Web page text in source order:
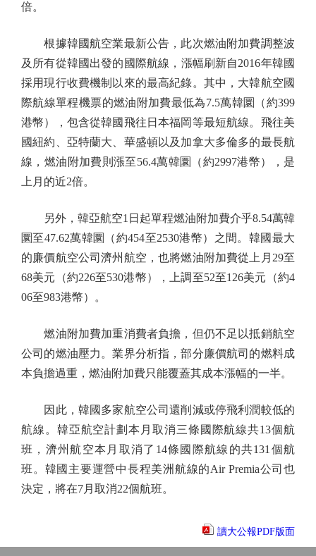
倍。
根據韓國航空業最新公告，此次燃油附加費調整波
及所有從韓國出發的國際航線，漲幅刷新自2016年韓國
採用現行收費機制以來的最高紀錄。其中，大韓航空國
際航線單程機票的燃油附加費最低為7.5萬韓圜（約399
港幣），包含從韓國飛往日本福岡等最短航線。飛往美
國紐約、亞特蘭大、華盛頓以及加拿大多倫多的最長航
線，燃油附加費則漲至56.4萬韓圜（約2997港幣），是
上月的近2倍。
另外，韓亞航空1日起單程燃油附加費介乎8.54萬韓
圜至47.62萬韓圜（約454至2530港幣）之間。韓國最大
的廉價航空公司濟州航空，也將燃油附加費從上月29至
68美元（約226至530港幣），上調至52至126美元（約4
06至983港幣）。
燃油附加費加重消費者負擔，但仍不足以抵銷航空
公司的燃油壓力。業界分析指，部分廉價航司的燃料成
本負擔過重，燃油附加費只能覆蓋其成本漲幅的一半。
因此，韓國多家航空公司還削減或停飛利潤較低的
航線。韓亞航空計劃本月取消三條國際航線共13個航
班，濟州航空本月取消了14條國際航線的共131個航
班。韓國主要運營中長程美洲航線的Air Premia公司也
決定，將在7月取消22個航班。
讀大公報PDF版面